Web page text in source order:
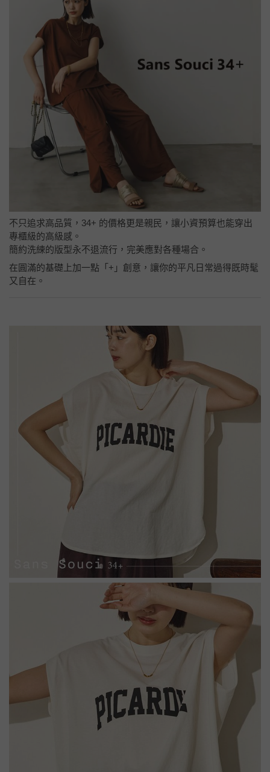
不只追求高品質，34+ 的價格更是親民，讓小資預算也能穿出
專櫃級的高級感。
簡約洗練的版型永不退流行，完美應對各種場合。
在圓滿的基礎上加一點「+」創意，讓你的平凡日常過得既時髦
又自在。